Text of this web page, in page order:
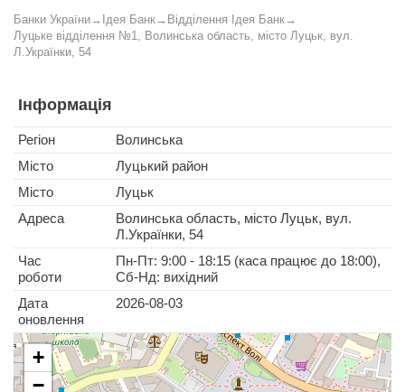
Банки України→ Ідея Банк→ Відділення Ідея Банк→
Луцьке відділення №1, Волинська область, місто Луцьк, вул.
Л.Українки, 54
Інформація
Регіон
Волинська
Місто
Луцький район
Місто
Луцьк
Адреса
Волинська область, місто Луцьк, вул.
Л.Українки, 54
Час
роботи
Пн-Пт: 9:00 - 18:15 (каса працює до 18:00),
Сб-Нд: вихідний
Дата
оновлення
2026-08-03
+
−